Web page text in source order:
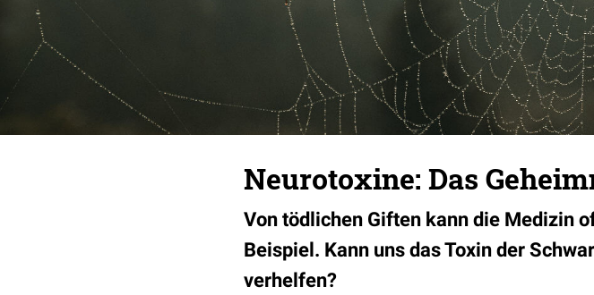
Neurotoxine: Das
Von tödlichen Giften kann die Medizin
Beispiel. Kann uns das Toxin der
verhelfen?